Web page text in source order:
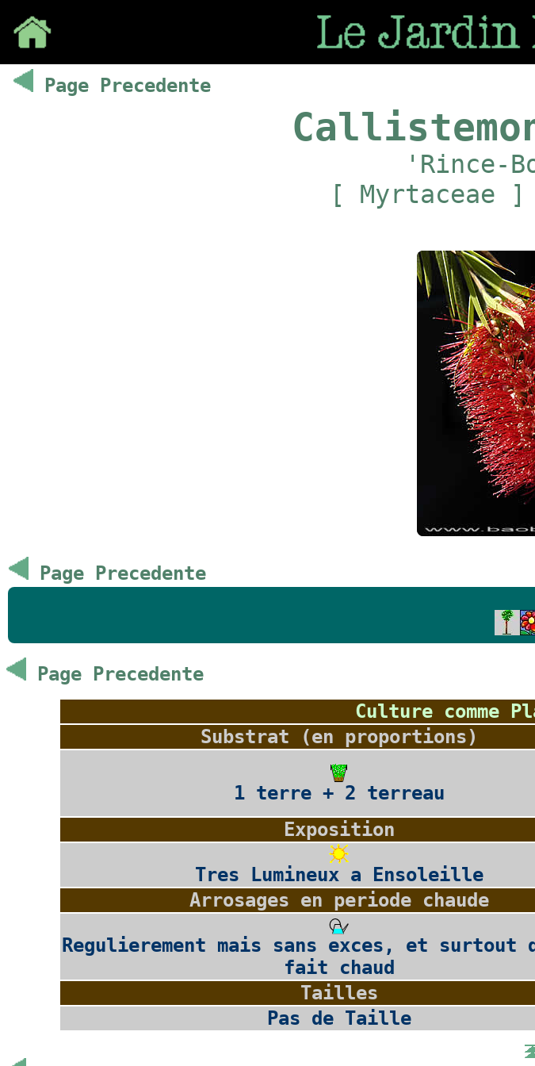
Page Precedente
'Rince-
[ Myrtaceae
Page Precedente
Page Precedente
Culture comme
Substrat (en proportions)
1 terre + 2 terreau
Exposition
Tres Lumineux a Ensoleille
Arrosages en periode chaude
Regulierement mais sans exces, et surtout
fait chaud
Tailles
Pas de Taille